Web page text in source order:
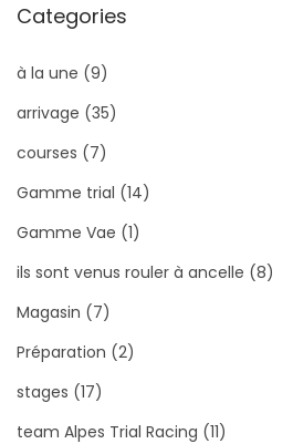
Categories
à la une (9)
arrivage (35)
courses (7)
Gamme trial (14)
Gamme Vae (1)
ils sont venus rouler à ancelle (8)
Magasin (7)
Préparation (2)
stages (17)
team Alpes Trial Racing (11)